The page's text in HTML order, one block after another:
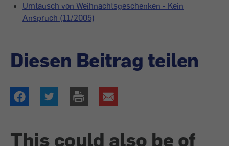
Umtausch von Weihnachtsgeschenken - Kein
Anspruch (11/2005)
Diesen Beitrag teilen
This could also be of